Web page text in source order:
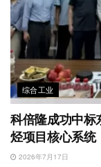
综合工业
科倍隆成功中标
烃项目核心系统
2026年7月17日